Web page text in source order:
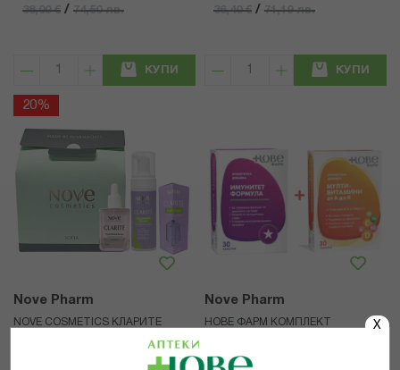
X
38,09 € / 74,50 лв.
КУПИ
36,40 € / 71,19 лв.
КУПИ
20%
Nove Pharm
NOVE COSMETICS КЛАРИТЕ
ПОЧИСТВАЩА ПЯНА + АЗЕПЮР
КРЕМ + СЕРУМ С ХИАЛУРОНОВА
Nove Pharm
НОВЕ ФАРМ КОМПЛЕКТ
Q10 И ОМЕГА-3 ТАБЛ. Х 30 +